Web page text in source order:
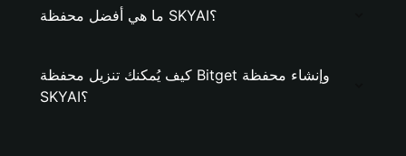
ما هي أفضل محفظة SKYAI؟
كيف يُمكنك تنزيل محفظة Bitget وإنشاء محفظة
SKYAI؟